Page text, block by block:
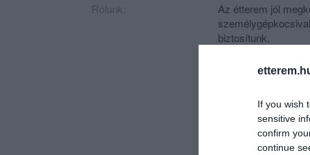
If you wish
sensitive
confirm
continue
Rólunk:
Az étterem jól
biztosítunk.